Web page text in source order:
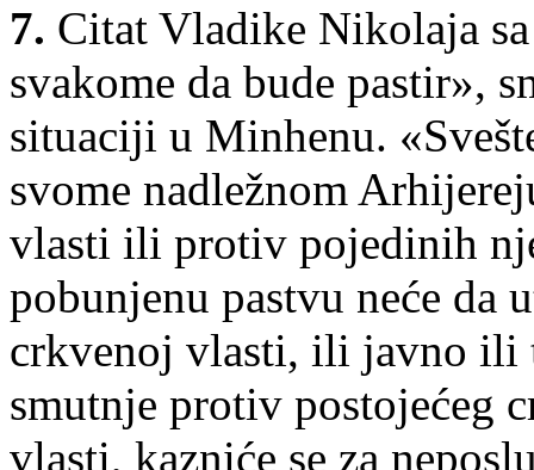
7. Citat Vladike Nikolaja
svakome da bude pastir»,
situaciji u Minhenu.
svome nadležnom
vlasti ili protiv pojedinih
pobunjenu pastvu neće da
crkvenoj vlasti, ili javno ili
smutnje protiv postojećeg
vlasti, kazniće se za